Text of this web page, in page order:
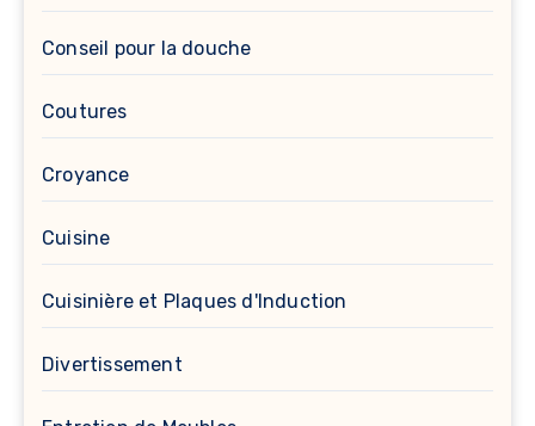
Conseil pour la douche
Coutures
Croyance
Cuisine
Cuisinière et Plaques d'Induction
Divertissement